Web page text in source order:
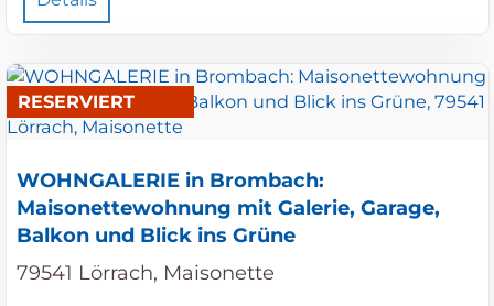
RESERVIERT
WOHNGALERIE in Brombach:
Maisonettewohnung mit Galerie, Garage,
Balkon und Blick ins Grüne
79541 Lörrach, Maisonette